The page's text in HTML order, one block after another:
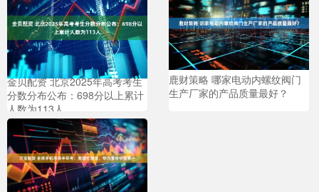
金贝配资 北京2025年高考考生
分数分布公布：698分以上累计
人数为113人
鹿财策略 哪家电动内螺纹阀门
生产厂家的产品质量最好？